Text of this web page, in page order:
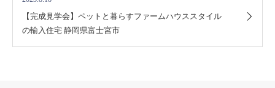
【完成見学会】ペットと暮らすファームハウススタイル
の輸入住宅 静岡県富士宮市